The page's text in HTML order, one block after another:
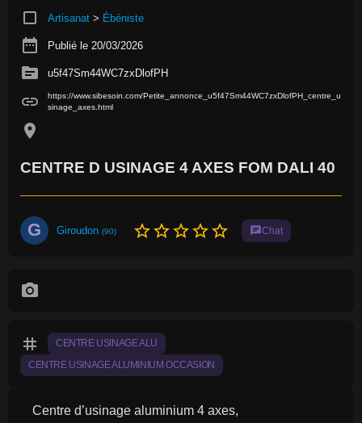
crop_square Artisanat > Ébéniste
date_range Publié le 20/03/2026
source u5f47Sm44WC7zxDlofPH
link
https://www.sibesoin.com/Petite_annonce_u5f47Sm44WC7zxDlofPH_centre_u
sinage_axes.html
location_on
CENTRE D USINAGE 4 AXES FOM DALI 40
G Giroudon (90) star_borderstar_borderstar_borderstar_borderstar_border chatChat
photo_camera
tag CENTRE USINAGE ALU
CENTRE USINAGE ALUMINIUM OCCASION
Centre d’usinage aluminium 4 axes,